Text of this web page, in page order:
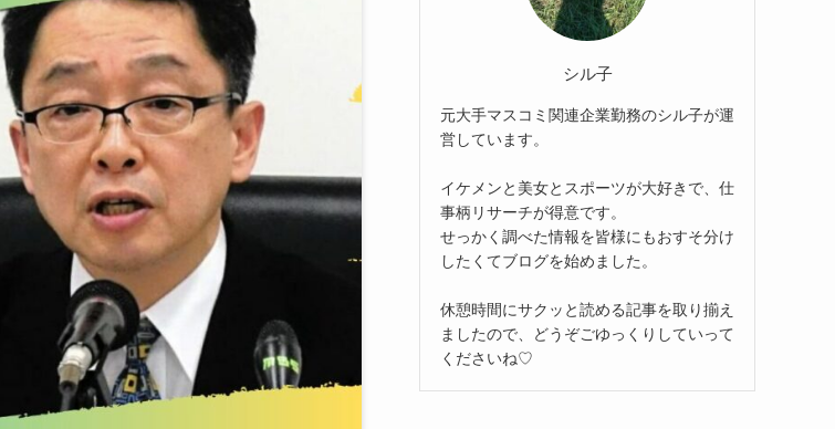
シル子
元大手マスコミ関連企業勤務のシル子が運
営しています。
イケメンと美女とスポーツが大好きで、仕
事柄リサーチが得意です。
せっかく調べた情報を皆様にもおすそ分け
したくてブログを始めました。
休憩時間にサクッと読める記事を取り揃え
ましたので、どうぞごゆっくりしていって
くださいね♡